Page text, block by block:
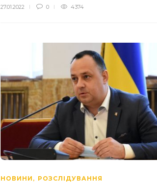
27.01.2022 0 4374
НОВИНИ , РОЗСЛІДУВАННЯ